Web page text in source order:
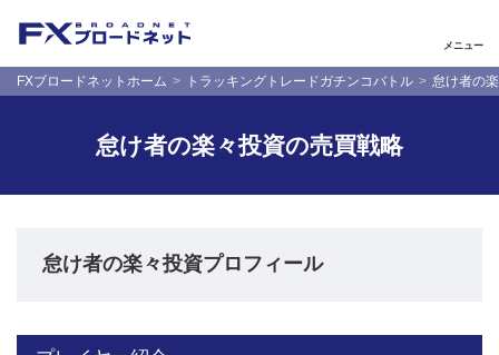
メニュー
FXブロードネットホーム トラッキングトレードガチンコバトル 怠け者の
怠け者の楽々投資の売買戦略
怠け者の楽々投資プロフィール